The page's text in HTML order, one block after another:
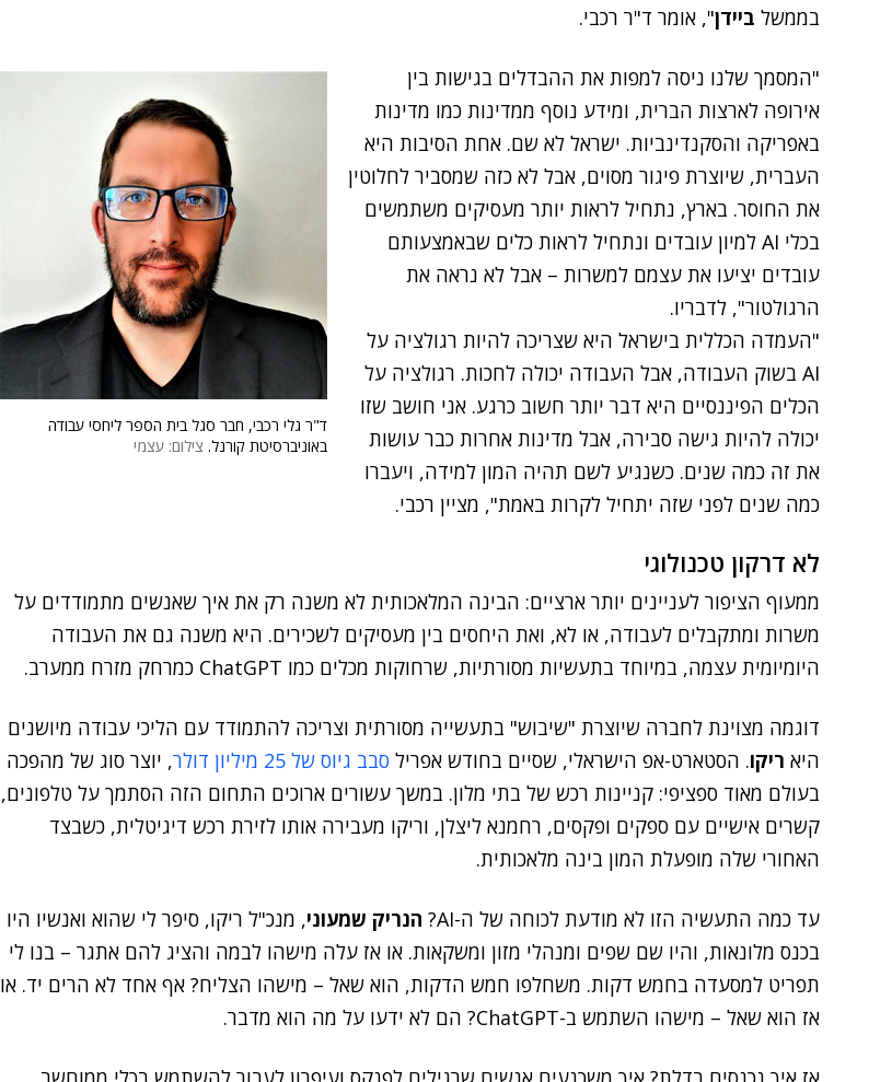
בממשל ביידן", אומר ד"ר רכבי.
ד"ר גלי רכבי, חבר סגל בית הספר ליחסי עבודה
באוניברסיטת קורנל. צילום: עצמי
"המסמך שלנו ניסה למפות את ההבדלים בגישות בין
אירופה לארצות הברית, ומידע נוסף ממדינות כמו מדינות
באפריקה והסקנדינביות. ישראל לא שם. אחת הסיבות היא
העברית, שיוצרת פיגור מסוים, אבל לא כזה שמסביר לחלוטין
את החוסר. בארץ, נתחיל לראות יותר מעסיקים משתמשים
בכלי AI למיון עובדים ונתחיל לראות כלים שבאמצעותם
עובדים יציעו את עצמם למשרות – אבל לא נראה את
הרגולטור", לדבריו.
"העמדה הכללית בישראל היא שצריכה להיות רגולציה על
AI בשוק העבודה, אבל העבודה יכולה לחכות. רגולציה על
הכלים הפיננסיים היא דבר יותר חשוב כרגע. אני חושב שזו
יכולה להיות גישה סבירה, אבל מדינות אחרות כבר עושות
את זה כמה שנים. כשנגיע לשם תהיה המון למידה, ויעברו
כמה שנים לפני שזה יתחיל לקרות באמת", מציין רכבי.
לא דרקון טכנולוגי
ממעוף הציפור לעניינים יותר ארציים: הבינה המלאכותית לא משנה רק את איך שאנשים מתמודדים על
משרות ומתקבלים לעבודה, או לא, ואת היחסים בין מעסיקים לשכירים. היא משנה גם את העבודה
היומיומית עצמה, במיוחד בתעשיות מסורתיות, שרחוקות מכלים כמו ChatGPT כמרחק מזרח ממערב.
דוגמה מצוינת לחברה שיוצרת "שיבוש" בתעשייה מסורתית וצריכה להתמודד עם הליכי עבודה מיושנים
היא ריקו. הסטארט-אפ הישראלי, שסיים בחודש אפריל סבב גיוס של 25 מיליון דולר
, יוצר סוג של מהפכה
בעולם מאוד ספציפי: קניינות רכש של בתי מלון. במשך עשורים ארוכים התחום הזה הסתמך על טלפונים,
קשרים אישיים עם ספקים ופקסים, רחמנא ליצלן, וריקו מעבירה אותו לזירת רכש דיגיטלית, כשבצד
האחורי שלה מופעלת המון בינה מלאכותית.
עד כמה התעשיה הזו לא מודעת לכוחה של ה-AI? הנריק שמעוני, מנכ"ל ריקו, סיפר לי שהוא ואנשיו היו
בכנס מלונאות, והיו שם שפים ומנהלי מזון ומשקאות. או אז עלה מישהו לבמה והציג להם אתגר – בנו לי
תפריט למסעדה בחמש דקות. משחלפו חמש הדקות, הוא שאל – מישהו הצליח? אף אחד לא הרים יד. או
אז הוא שאל – מישהו השתמש ב-ChatGPT? הם לא ידעו על מה הוא מדבר.